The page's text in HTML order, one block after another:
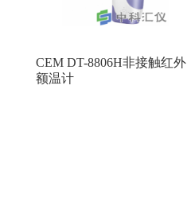
CEM DT-8806H非接触红外
额温计